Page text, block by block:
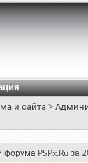
и сайта>
PSPx.Ru за